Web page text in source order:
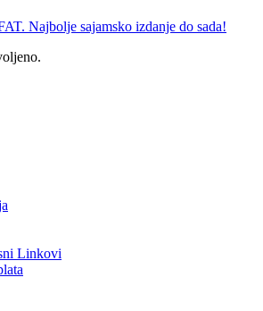
Najbolje sajamsko izdanje do sada!
Linkovi